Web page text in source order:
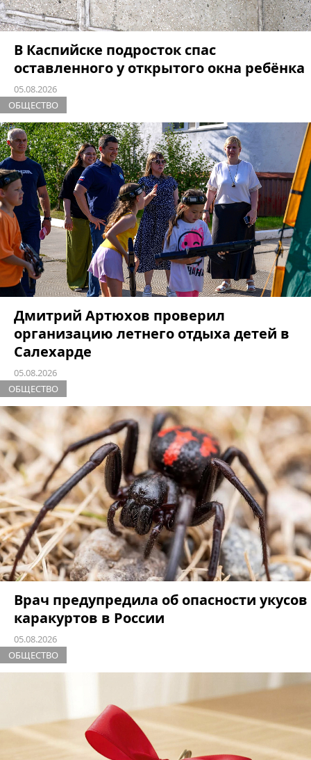
В Каспийске подросток спас
оставленного у открытого окна ребёнка
05.08.2026
ОБЩЕСТВО
Дмитрий Артюхов проверил
организацию летнего отдыха детей в
Салехарде
05.08.2026
ОБЩЕСТВО
Врач предупредила об опасности укусов
каракуртов в России
05.08.2026
ОБЩЕСТВО